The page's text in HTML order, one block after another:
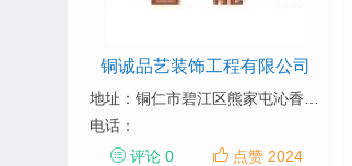
铜诚品艺装饰工程有限公司
电话：
评论 0
点赞 2024